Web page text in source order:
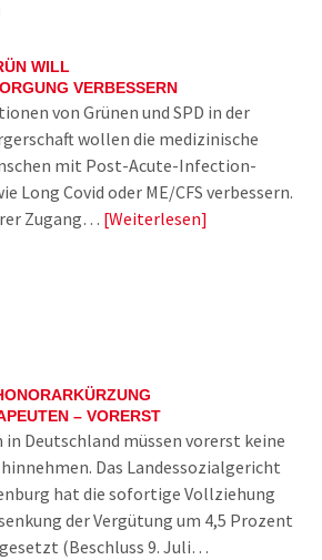
WILL
VERBESSERN
von Grünen und SPD in der
wollen die medizinische
mit Post-Acute-Infection-
Long Covid oder ME/CFS verbessern.
Zugang… Weiterlesen
– VORERST
Deutschland müssen vorerst keine
Das Landessozialgericht
hat die sofortige Vollziehung
der Vergütung um 4,5 Prozent
(Beschluss 9. Juli…